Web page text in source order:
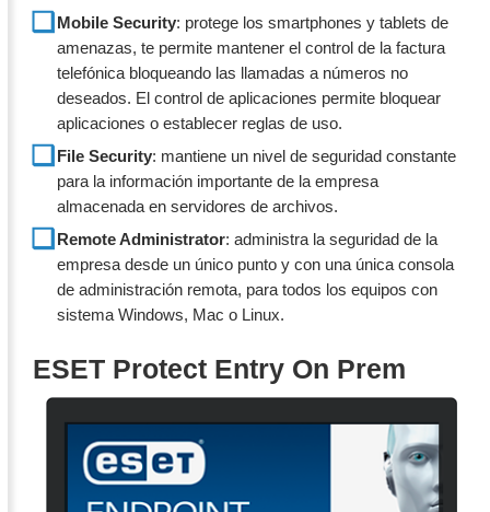
Mobile Security: protege los smartphones y tablets de
amenazas, te permite mantener el control de la factura
telefónica bloqueando las llamadas a números no
deseados. El control de aplicaciones permite bloquear
aplicaciones o establecer reglas de uso.
File Security: mantiene un nivel de seguridad constante
para la información importante de la empresa
almacenada en servidores de archivos.
Remote Administrator: administra la seguridad de la
empresa desde un único punto y con una única consola
de administración remota, para todos los equipos con
sistema Windows, Mac o Linux.
ESET Protect Entry On Prem